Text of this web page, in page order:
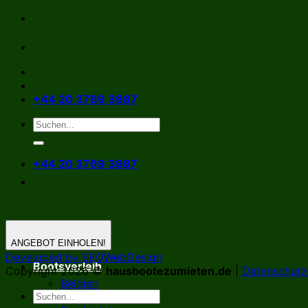
Zum
springen
+44 20 3769 3987
+44 20 3769 3987
Bootsverleih
Belgien
Deutschland
ANGEBOT EINHOLEN!
Developed by SEOWebDesign
Copyright 2026 © hausbootezumieten.de